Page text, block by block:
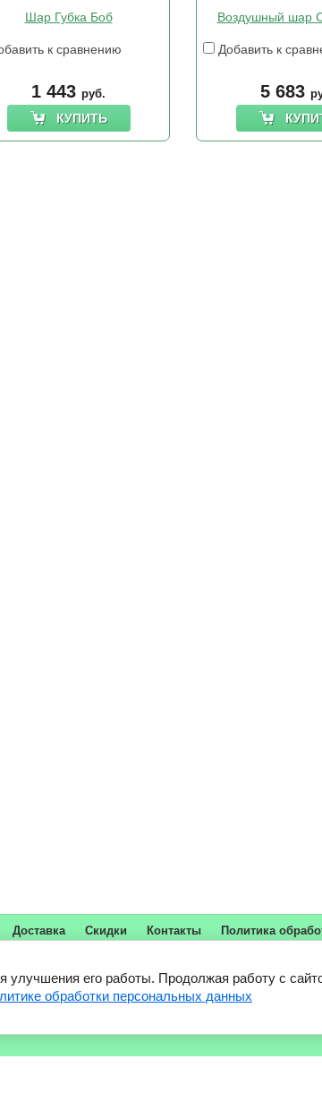
Шар Губка Боб
к сравнению
1 443 руб.
Воздушный шар
Добавить к
5 683
Доставка Скидки Контакты Политика
улучшения его работы. Продолжая работу с
обработки персональных данных